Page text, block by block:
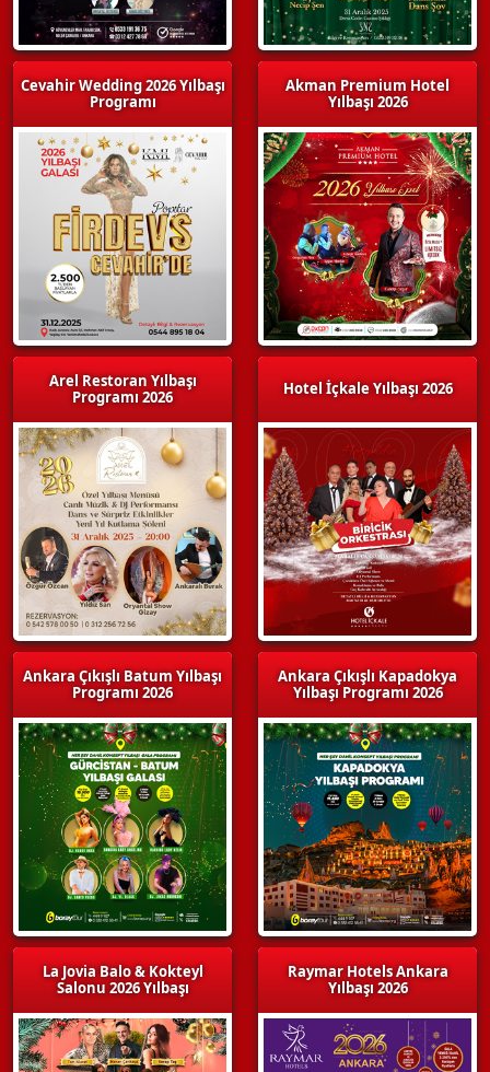
Cevahir Wedding 2026 Yılbaşı
Programı
Arel Restoran Yılbaşı
Programı 2026
Ankara Çıkışlı Batum Yılbaşı
Programı 2026
La Jovia Balo & Kokteyl
Salonu 2026 Yılbaşı
Akman Premium Hotel
Yılbaşı 2026
Hotel İçkale Yılbaşı 2026
Ankara Çıkışlı Kapadokya
Yılbaşı Programı 2026
Raymar Hotels Ankara
Yılbaşı 2026